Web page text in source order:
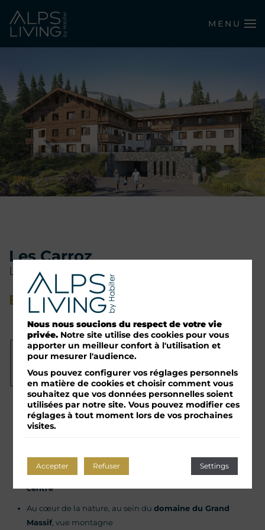
Passer au contenu principal
MENU
Les Carroz
LES CARROZ D’ARÂCHES
En cours de construction
Ensemble de26 appartementsrépartis dans unchalet à
Situé à l’entrée du village des Carroz d’Arâches, à1 km du
centre
Au cœur de la nature, au sein du domaine du Grand
Massif, vue montagne
Nous nous soucions du respect de votre vie
privée. Notre site utilise des cookies pour vous
apporter un meilleur confort à l'utilisation et
pour mesurer l'audience.
Vous pouvez configurer vos réglages personnels
en matière de cookies et choisir comment vous
souhaitez que vos données personnelles soient
utilisées par notre site. Vous pouvez modifier ces
réglages à tout moment lors de vos prochaines
visites.
Accepter Settings
Refuser